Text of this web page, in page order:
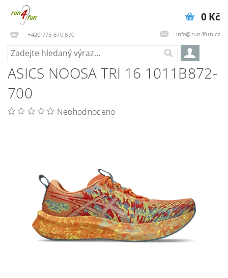
+420 775 670 870 info@run4fun.cz
0 Kč
ASICS NOOSA TRI 16 1011B872-
700
Neohodnoceno